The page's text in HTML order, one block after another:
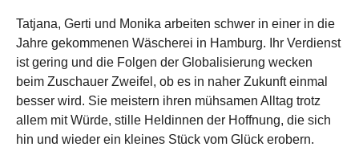
Tatjana, Gerti und Monika arbeiten schwer in einer in die
Jahre gekommenen Wäscherei in Hamburg. Ihr Verdienst
ist gering und die Folgen der Globalisierung wecken
beim Zuschauer Zweifel, ob es in naher Zukunft einmal
besser wird. Sie meistern ihren mühsamen Alltag trotz
allem mit Würde, stille Heldinnen der Hoffnung, die sich
hin und wieder ein kleines Stück vom Glück erobern.